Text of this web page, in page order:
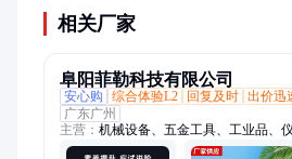
相关厂家
阜阳菲勒科技有限公司
安心购
综合体验L2 回复及时 出价迅
广东广州
主营： 机械设备、五金工具、工业品、
身器材、稳压器、叫号器、湿热试验箱